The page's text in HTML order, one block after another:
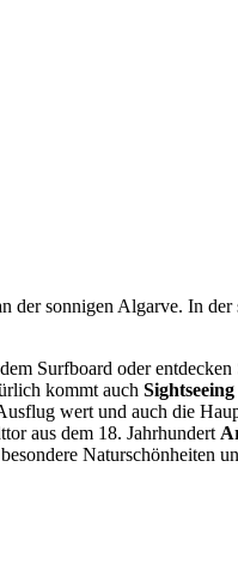
sonnigen Algarve. In
Surfboard oder
kommt auch Sightseeing
wert und auch die
aus dem 18. Jahrhundert
Naturschönheiten